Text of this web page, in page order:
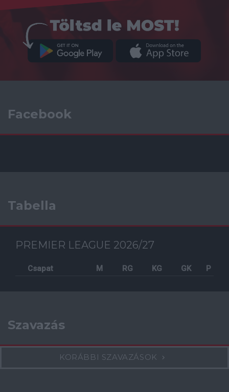
Facebook
Tabella
PREMIER LEAGUE 2026/27
Csapat M RG KG GK P
Szavazás
KORÁBBI SZAVAZÁSOK